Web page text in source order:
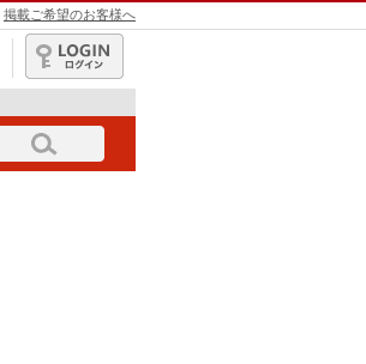
掲載ご希望のお客様へ
ログイン